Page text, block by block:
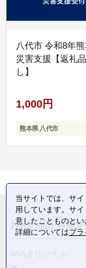
八代市 令和8年
災害支援【返礼
し】
1,000円
熊本県 八代市
お礼の品から探す
当サイトでは、サ
用しています。サ
意したことものとい
詳細についてはプ